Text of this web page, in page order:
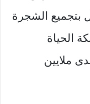
بتجميع الشجرة
الحياة
ملايين